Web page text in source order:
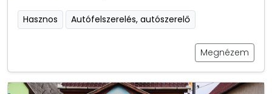
Hasznos Autófelszerelés, autószerelő
Megnézem